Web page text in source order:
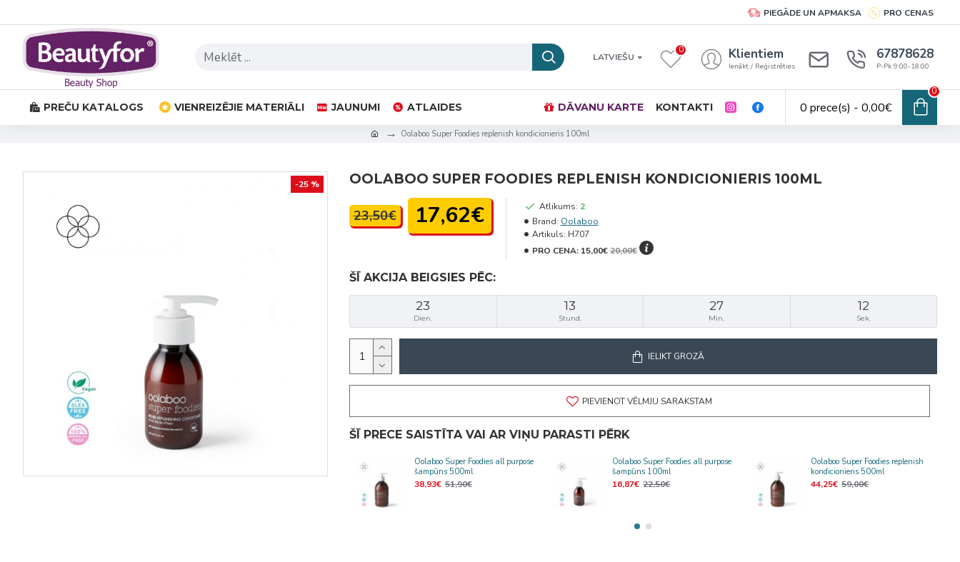
PIEGĀDE UN APMAKSA PRO CENAS
LATVIEŠU
0 Klientiem
Ienākt / Reģistrēties
67878628
P-Pk 9:00-18:00
PREČU KATALOGS VIENREIZĒJIE MATERIĀLI JAUNUMI ATLAIDES DĀVANU KARTE KONTAKTI 0 prece(s) - 0,00€
0
Oolaboo Super Foodies replenish kondicionieris 100ml
-25 % OOLABOO SUPER FOODIES REPLENISH KONDICIONIERIS 100ML
ŠĪ AKCIJA BEIGSIES PĒC:
23
Dien.
13
Stund.
27
Min.
12
Sek.
23,50€ 17,62€ Atlikums: 2
Brand: Oolaboo
Artikuls: H707
PRO CENA: 15,00€20,00€
IELIKT GROZĀ
PIEVIENOT VĒLMJU SARAKSTAM
ŠĪ PRECE SAISTĪTA VAI AR VIŅU PARASTI PĒRK
Oolaboo Super Foodies all purpose
šampūns 500ml
38,93€ 51,90€
Oolaboo Super Foodies all purpose
šampūns 100ml
16,87€ 22,50€
Oolaboo Super Foodies replenish
kondicionieris 500ml
44,25€ 59,00€